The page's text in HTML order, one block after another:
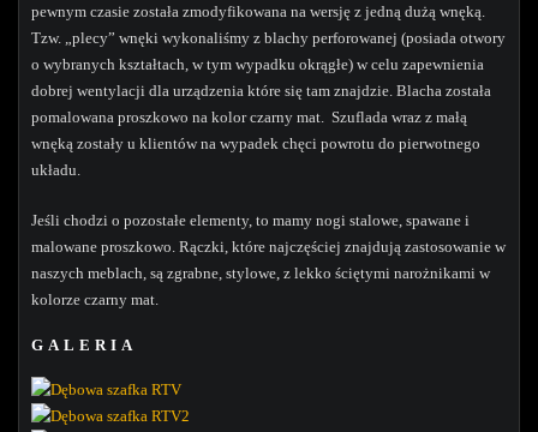
pewnym czasie została zmodyfikowana na wersję z jedną dużą wnęką.
Tzw. „plecy” wnęki wykonaliśmy z blachy perforowanej (posiada otwory
o wybranych kształtach, w tym wypadku okrągłe) w celu zapewnienia
dobrej wentylacji dla urządzenia które się tam znajdzie. Blacha została
pomalowana proszkowo na kolor czarny mat. Szuflada wraz z małą
wnęką zostały u klientów na wypadek chęci powrotu do pierwotnego
układu.
Jeśli chodzi o pozostałe elementy, to mamy nogi stalowe, spawane i
malowane proszkowo. Rączki, które najczęściej znajdują zastosowanie w
naszych meblach, są zgrabne, stylowe, z lekko ściętymi narożnikami w
kolorze czarny mat.
GALERIA